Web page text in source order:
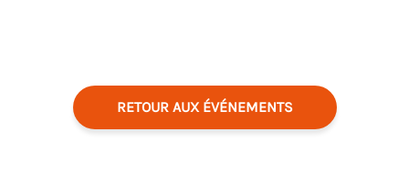
RETOUR AUX ÉVÉNEMENTS